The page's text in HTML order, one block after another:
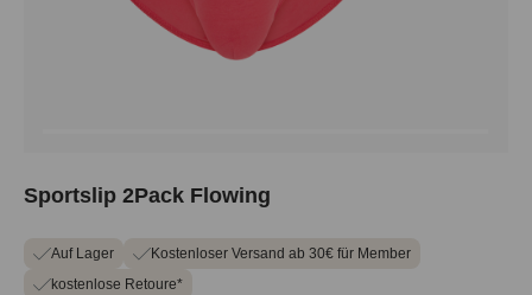
Sportslip 2Pack Flowing
Auf Lager
Kostenloser Versand ab 30€ für Member
kostenlose Retoure*